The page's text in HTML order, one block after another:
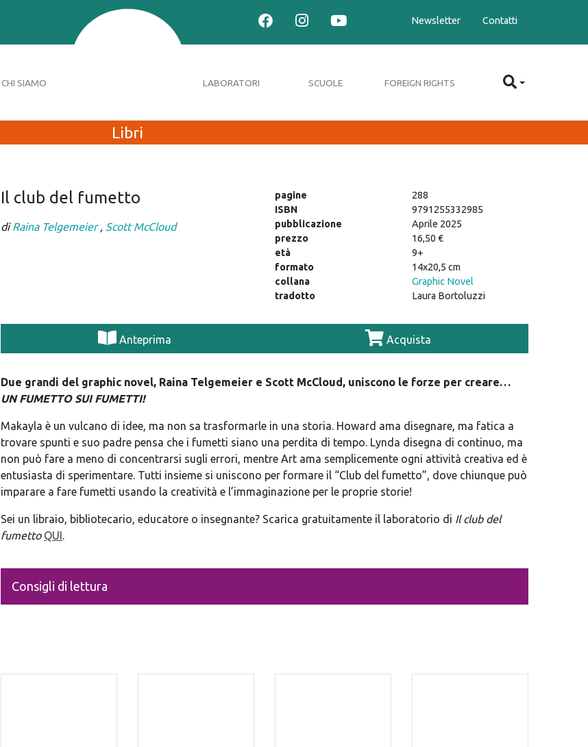
Newsletter Contatti
CHI SIAMO LABORATORI SCUOLE FOREIGN RIGHTS
Libri
Il club del fumetto
diRaina Telgemeier , Scott McCloud
pagine
288
ISBN
9791255332985
pubblicazione
Aprile 2025
prezzo
16,50 €
età
9+
formato
14x20,5 cm
collana
Graphic Novel
tradotto
Laura Bortoluzzi
Anteprima Acquista
Due grandi del graphic novel, Raina Telgemeier e Scott McCloud, uniscono le forze per creare…
UN FUMETTO SUI FUMETTI!
Makayla è un vulcano di idee, ma non sa trasformarle in una storia. Howard ama disegnare, ma fatica a
trovare spunti e suo padre pensa che i fumetti siano una perdita di tempo. Lynda disegna di continuo, ma
non può fare a meno di concentrarsi sugli errori, mentre Art ama semplicemente ogni attività creativa ed è
entusiasta di sperimentare. Tutti insieme si uniscono per formare il “Club del fumetto”, dove chiunque può
imparare a fare fumetti usando la creatività e l’immaginazione per le proprie storie!
Sei un libraio, bibliotecario, educatore o insegnante? Scarica gratuitamente il laboratorio di Il club del
fumetto QUI.
Consigli di lettura